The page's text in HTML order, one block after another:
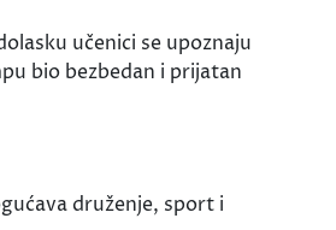
učenici se upoznaju
bio bezbedan i prijatan
druženje, sport i